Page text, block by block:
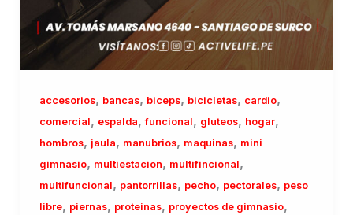
accesorios, bancas, biceps, bicicletas, cardio,
comercial, espalda,funcional, gluteos, hogar,
hombros, jaula, manubrios, maquinas, mini
gimnasio, multiestacion, multifincional,
multifuncional, pantorrillas, pecho, pectorales, peso
libre, piernas, proteinas, proyectos de gimnasio,